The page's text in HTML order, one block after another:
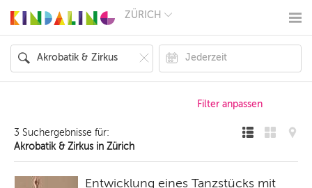
ZÜRICH
BERLIN
MÜNCHEN
HAMBURG
KÖLN
HANNOVER
LEIPZIG
DRESDEN
NÜRNBERG
3 Suchergebnisse für:
Akrobatik & Zirkus in Zürich
Entwicklung eines Tanzstücks mit